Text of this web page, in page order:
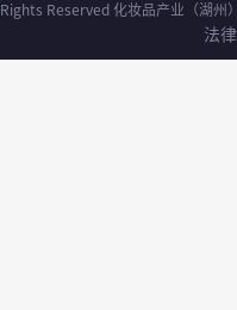
Reserved 化妆品产业（湖州
法